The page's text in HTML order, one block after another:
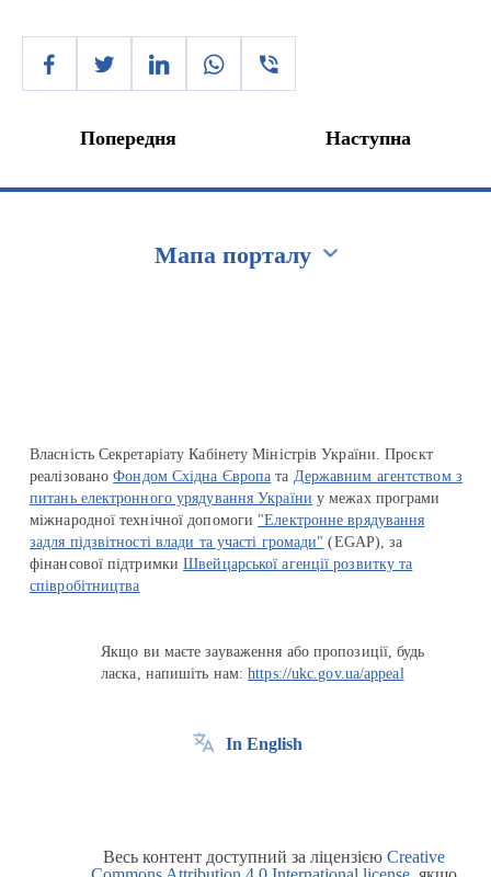
Попередня Наступна
Мапа порталу
Власність Секретаріату Кабінету Міністрів України. Проєкт
реалізованоФондом Східна Європа та Державним агентством з
питань електронного урядування України у межах програми
міжнародної технічної допомоги "Електронне врядування
задля підзвітності влади та участі громади" (EGAP), за
фінансової підтримкиШвейцарської агенції розвитку та
співробітництва
Якщо ви маєте зауваження або пропозиції, будь
ласка, напишіть нам:https://ukc.gov.ua/appeal
In English
Весь контент доступний за ліцензією Creative